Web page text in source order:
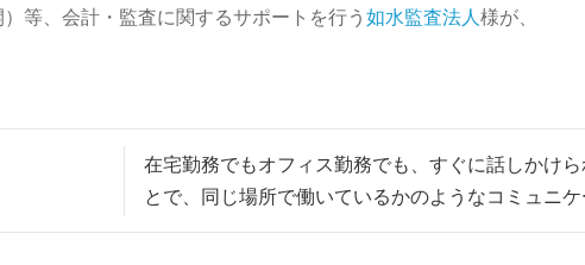
等、会計・監査に関するサポートを行う 如水監査法人 様が、
在宅勤務でもオフィス勤務でも、すぐに話しかけら
とで、同じ場所で働いているかのようなコミュニ